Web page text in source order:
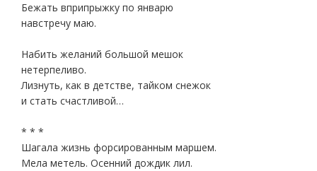
Бежать вприпрыжку по январю
навстречу маю.
Набить желаний большой мешок
нетерпеливо.
Лизнуть, как в детстве, тайком снежок
и стать счастливой…
* * *
Шагала жизнь форсированным маршем.
Мела метель. Осенний дождик лил.